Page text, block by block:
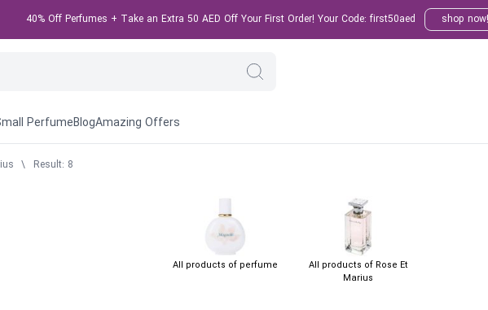
40% Off Perfumes + Take an Extra 50 AED Off Your First Order! Your Code: first50aed shop now!
PerfumeBlogAmazing Offers
\ Result: 8
All products of perfume
All products of Rose Et
Marius